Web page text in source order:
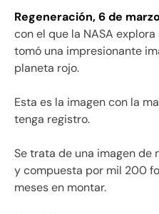
Regeneración, 6 de
con el que la NASA
tomó una impresionante
planeta rojo.
Esta es la imagen con la
tenga registro.
Se trata de una imagen
y compuesta por mil 200
meses en montar.